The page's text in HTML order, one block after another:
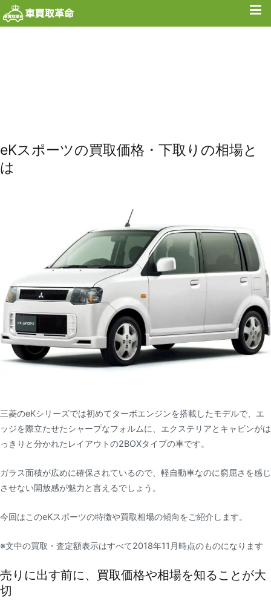
eKスポーツの買取価格・下取りの相場と
は
三菱のeKシリーズでは初めてターボエンジンを搭載したモデルで、エ
ッジを際立たせたシャープなフォルムに、エクステリアとキャビンがは
っきりと分かれたレイアウトの2BOXタイプの車です。
ガラス面積が広めに確保されているので、軽自動車なのに窮屈さを感じ
させない開放感が魅力と言えるでしょう。
今回はこのeKスポーツの特徴や買取相場の傾向をご紹介します。
※文中の買取・査定額表示はすべて2018年11月時点のものになります
売りに出す前に、買取価格や相場を知ることが大
切